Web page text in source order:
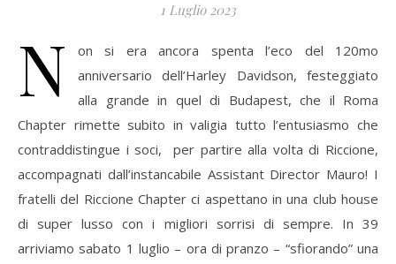
1 Luglio 2023
N
on si era ancora spenta l’eco del 120mo
anniversario dell’Harley Davidson, festeggiato
alla grande in quel di Budapest, che il Roma
Chapter rimette subito in valigia tutto l’entusiasmo che
contraddistingue i soci, per partire alla volta di Riccione,
accompagnati dall’instancabile Assistant Director Mauro! I
fratelli del Riccione Chapter ci aspettano in una club house
di super lusso con i migliori sorrisi di sempre. In 39
arriviamo sabato 1 luglio – ora di pranzo – “sfiorando” una